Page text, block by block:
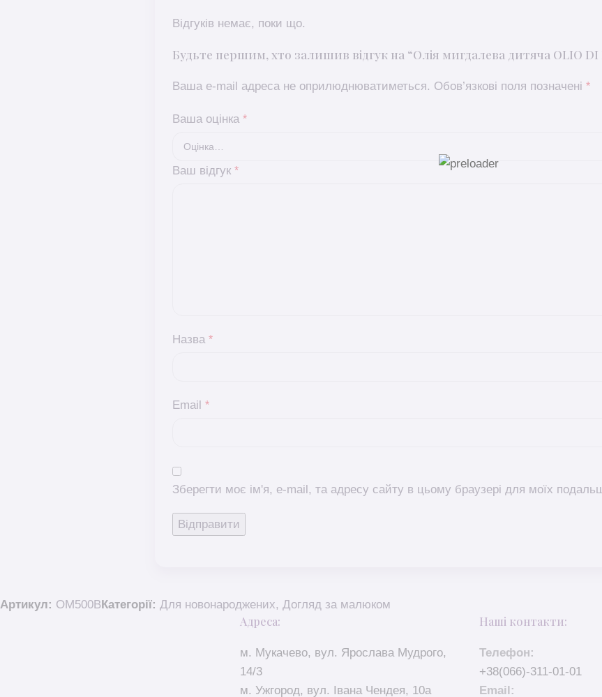
Відгуків немає, поки що.
Будьте першим, хто залишив відгук на “Олія мигдалева дитяча OLIO DI
Ваша e-mail адреса не оприлюднюватиметься. Обов’язкові поля позначені *
Ваша оцінка *
Ваш відгук *
Назва *
Email *
Зберегти моє ім'я, e-mail, та адресу сайту в цьому браузері для моїх
Артикул: OM500ВКатегорії: Для новонароджених, Догляд за малюком
Адреса:
м. Мукачево, вул. Ярослава Мудрого,
14/3
м. Ужгород, вул. Івана Чендея, 10а
Наші контакти:
Телефон:
+38(066)-311-01-01
Email: